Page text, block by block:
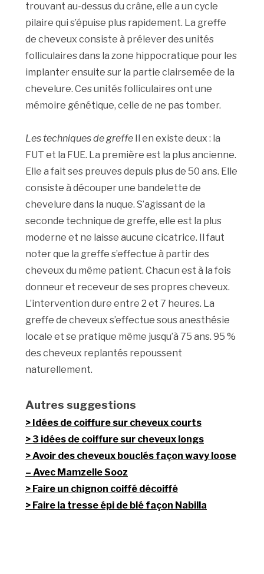
trouvant au-dessus du crâne, elle a un cycle
pilaire qui s’épuise plus rapidement. La greffe
de cheveux consiste à prélever des unités
folliculaires dans la zone hippocratique pour les
implanter ensuite sur la partie clairsemée de la
chevelure. Ces unités folliculaires ont une
mémoire génétique, celle de ne pas tomber.
Les techniques de greffe Il en existe deux : la
FUT et la FUE. La première est la plus ancienne.
Elle a fait ses preuves depuis plus de 50 ans. Elle
consiste à découper une bandelette de
chevelure dans la nuque. S’agissant de la
seconde technique de greffe, elle est la plus
moderne et ne laisse aucune cicatrice. Il faut
noter que la greffe s’effectue à partir des
cheveux du même patient. Chacun est à la fois
donneur et receveur de ses propres cheveux.
L’intervention dure entre 2 et 7 heures. La
greffe de cheveux s’effectue sous anesthésie
locale et se pratique même jusqu’à 75 ans. 95 %
des cheveux replantés repoussent
naturellement.
Autres suggestions
Idées de coiffure sur cheveux courts
3 idées de coiffure sur cheveux longs
Avoir des cheveux bouclés façon wavy loose
– Avec Mamzelle Sooz
Faire un chignon coiffé décoiffé
Faire la tresse épi de blé façon Nabilla